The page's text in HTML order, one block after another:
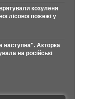
козуленя
лісової пожежі у
наступна". Акторка
на російські